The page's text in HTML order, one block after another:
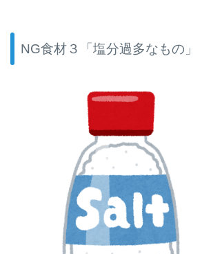
NG食材３「塩分過多なもの」